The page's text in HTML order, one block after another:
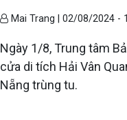
Mai Trang |02/08/2024 -
Ngày 1/8, Trung tâm
cửa di tích Hải Vân
Nẵng trùng tu.